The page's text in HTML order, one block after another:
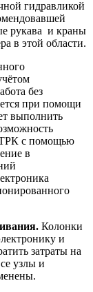
гидравликой
рукава и краны
в этой области.
без
при помощи
выполнить
ТРК с помощью
в
Колонки
и
затраты на
узлы и